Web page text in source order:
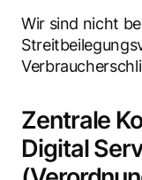
Wir sind nicht
Zentrale
Digital